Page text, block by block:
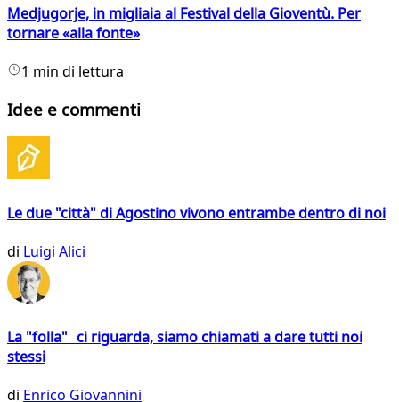
Medjugorje, in migliaia al Festival della Gioventù. Per
tornare «alla fonte»
1 min di lettura
Idee e commenti
Le due "città" di Agostino vivono entrambe dentro di noi
di Luigi Alici
La "folla" ci riguarda, siamo chiamati a dare tutti noi
stessi
di Enrico Giovannini